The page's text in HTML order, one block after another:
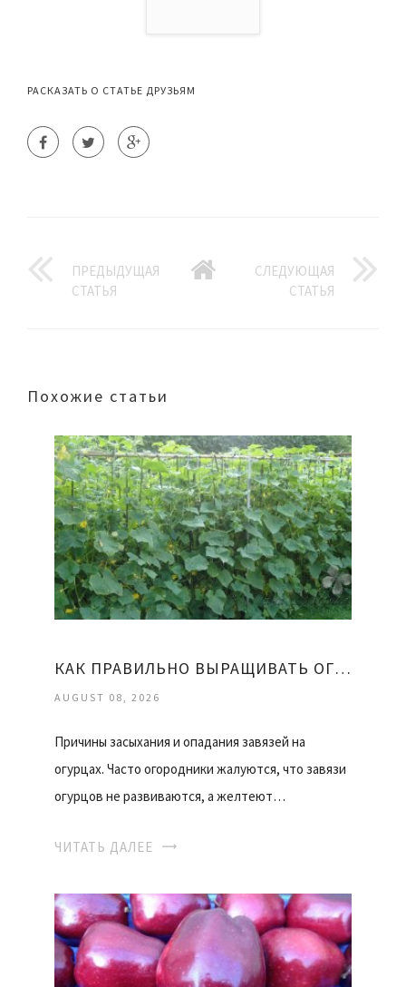
РАСКАЗАТЬ О СТАТЬЕ ДРУЗЬЯМ
ПРЕДЫДУЩАЯ
СТАТЬЯ
СЛЕДУЮЩАЯ
СТАТЬЯ
Похожие статьи
КАК ПРАВИЛЬНО ВЫРАЩИВАТЬ ОГУРЦЫ
AUGUST 08, 2026
Причины засыхания и опадания завязей на
огурцах. Часто огородники жалуются, что завязи
огурцов не развиваются, а желтеют…
ЧИТАТЬ ДАЛЕЕ